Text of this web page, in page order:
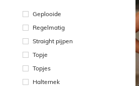
Geplooide
Regelmatig
Straight pijpen
Topje
Topjes
Halternek